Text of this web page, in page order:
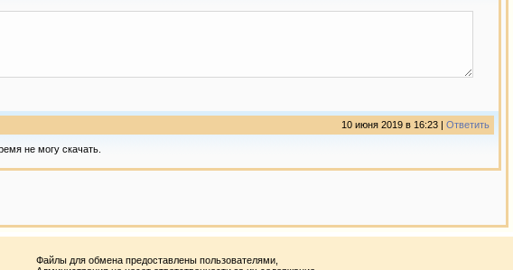
10 июня 2019 в 16:23 | Ответить
не могу скачать.
Файлы для обмена предоставлены пользователями,